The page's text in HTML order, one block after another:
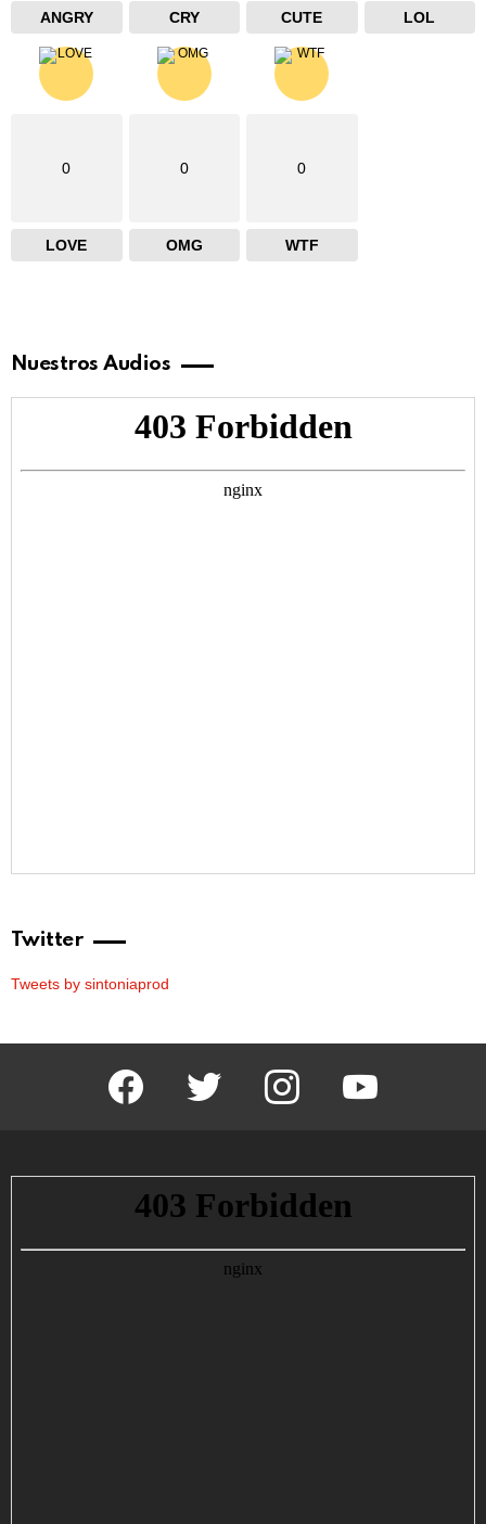
ANGRY CRY CUTE LOL
0
LOVE
0
OMG
0
WTF
Nuestros Audios
Twitter
Tweets by sintoniaprod
facebook twitter instagram youtube